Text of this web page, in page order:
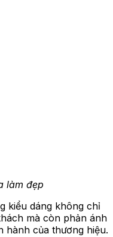
làm đẹp
kiểu dáng không chỉ
mà còn phản ánh
hành của thương hiệu.